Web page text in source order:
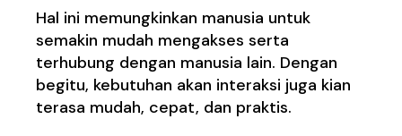
Hal ini memungkinkan manusia untuk
semakin mudah mengakses serta
terhubung dengan manusia lain. Dengan
begitu, kebutuhan akan interaksi juga kian
terasa mudah, cepat, dan praktis.